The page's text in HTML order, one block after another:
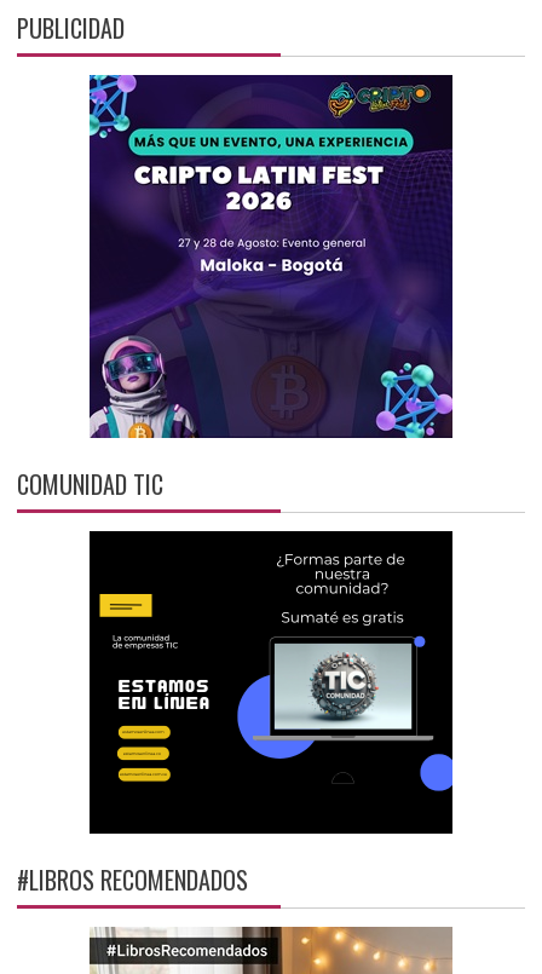
PUBLICIDAD
COMUNIDAD TIC
#LIBROS RECOMENDADOS